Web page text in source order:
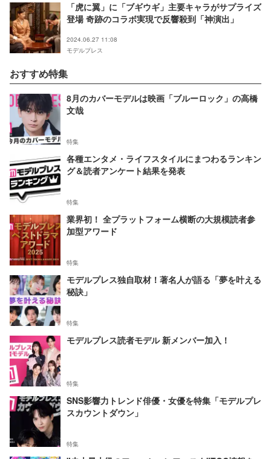
「虎に翼」に「ブギウギ」主要キャラがサプライズ
登場 奇跡のコラボ実現で反響殺到「神演出」
2024.06.27 11:08
モデルプレス
おすすめ特集
8月のカバーモデルは映画「ブルーロック」の高橋
文哉
特集
各種エンタメ・ライフスタイルにまつわるランキン
グ＆読者アンケート結果を発表
特集
業界初！ 全プラットフォーム横断の大規模読者参
加型アワード
特集
モデルプレス独自取材！著名人が語る「夢を叶える
秘訣」
特集
モデルプレス読者モデル 新メンバー加入！
特集
SNS影響力トレンド俳優・女優を特集「モデルプレ
スカウントダウン」
特集